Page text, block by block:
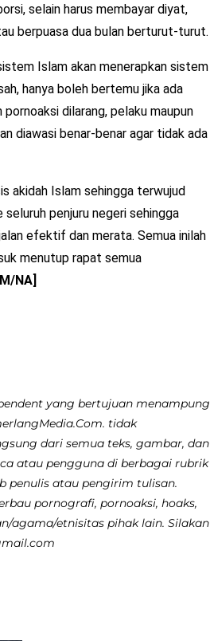
selain harus membayar diyat,
berpuasa dua bulan berturut-turut.
Islam akan menerapkan sistem
hanya boleh bertemu jika ada
dilarang, pelaku maupun
diawasi benar-benar agar tidak ada
akidah Islam sehingga terwujud
penjuru negeri sehingga
efektif dan merata. Semua inilah
menutup rapat semua
NA]
yang bertujuan menampung
tidak
dari semua teks, gambar, dan
atau pengguna di berbagai rubrik
penulis atau pengirim tulisan.
pornografi, pornoaksi, hoaks,
agama/etnisitas pihak lain. Silakan